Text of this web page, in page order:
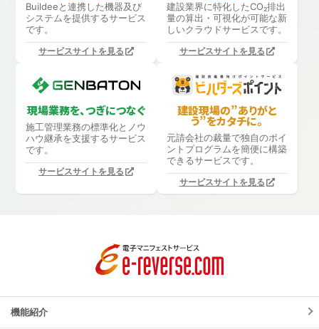
Buildeeと連携した機器及び
システムを提供するサービス
です。
サービスサイトを見る
建設業界に特化したCO₂排出
量の算出・可視化が可能な新
しいクラウドサービスです。
サービスサイトを見る
現場業務を、つぎにつなぐ
施工管理業務の標準化と ノウ
ハウ継承を支援するサービス
です。
サービスサイトを見る
建設現場の”ありがと
う”をカタチに。
元請会社の裁量で独自のポイ
ントプログラムを簡便に構築
できるサービスです。
サービスサイトを見る
機能紹介